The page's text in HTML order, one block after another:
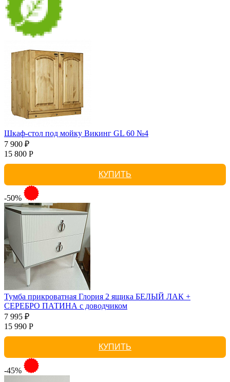
Шкаф-стол под мойку Викинг GL 60 №4
7 900 ₽
15 800 Р
КУПИТЬ
-50%
Тумба прикроватная Глория 2 ящика БЕЛЫЙ ЛАК +
СЕРЕБРО ПАТИНА с доводчиком
7 995 ₽
15 990 Р
КУПИТЬ
-45%